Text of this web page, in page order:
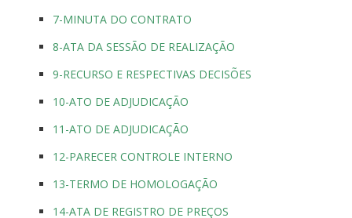
7-MINUTA DO CONTRATO
8-ATA DA SESSÃO DE REALIZAÇÃO
9-RECURSO E RESPECTIVAS DECISÕES
10-ATO DE ADJUDICAÇÃO
11-ATO DE ADJUDICAÇÃO
12-PARECER CONTROLE INTERNO
13-TERMO DE HOMOLOGAÇÃO
14-ATA DE REGISTRO DE PREÇOS